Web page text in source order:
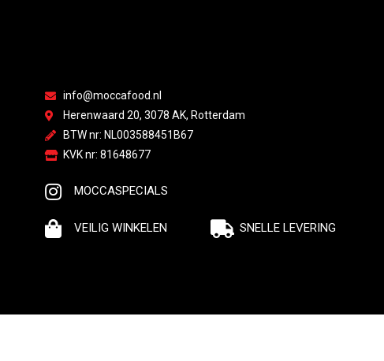
info@moccafood.nl
Herenwaard 20, 3078 AK, Rotterdam
BTW nr: NL003588451B67
KVK nr: 81648677
MOCCASPECIALS
VEILIG WINKELEN SNELLE LEVERING